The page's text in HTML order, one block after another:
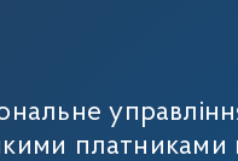
платниками